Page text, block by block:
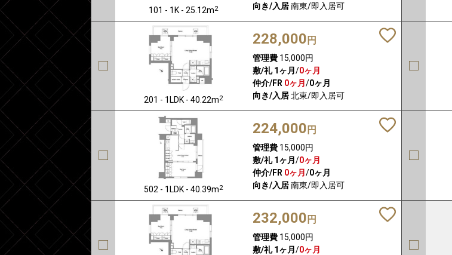
101 - 1K - 25.12m2
向き/入居南東/即入居可
201 - 1LDK - 40.22m2
228,000 円
管理費15,000円
敷/礼 1ヶ月/0ヶ月
仲介/FR 0ヶ月/0ヶ月
向き/入居北東/即入居可
502 - 1LDK - 40.39m2
224,000 円
管理費15,000円
敷/礼 1ヶ月/0ヶ月
仲介/FR 0ヶ月/0ヶ月
向き/入居南東/即入居可
232,000 円
管理費15,000円
敷/礼 1ヶ月/0ヶ月